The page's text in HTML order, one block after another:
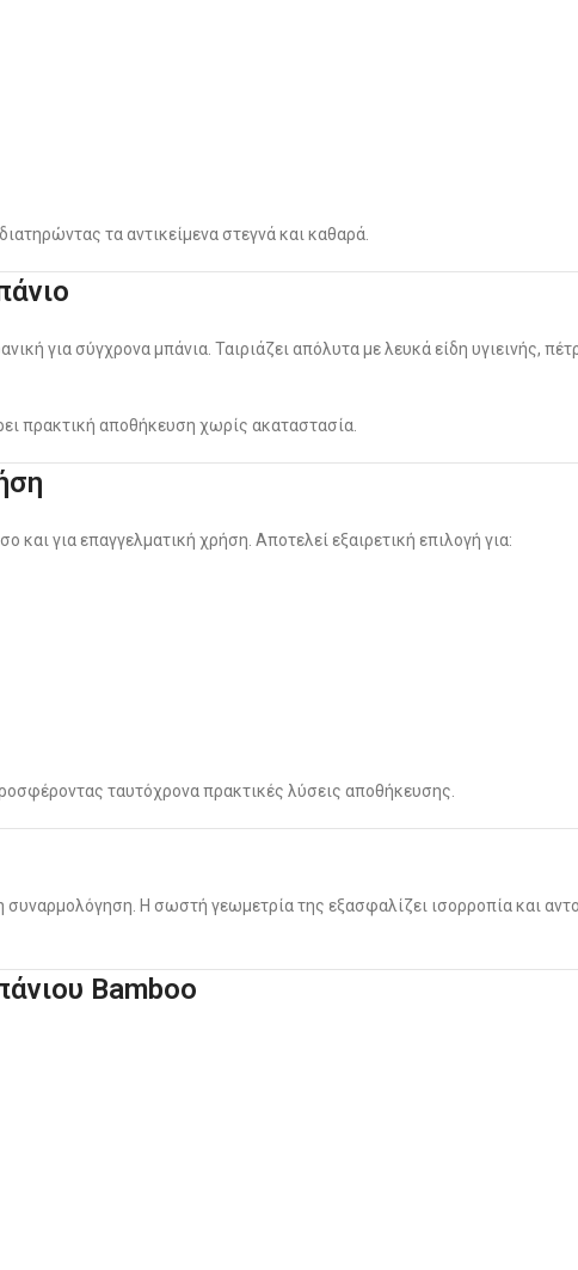
τα αντικείμενα στεγνά και καθαρά.
για σύγχρονα μπάνια. Ταιριάζει απόλυτα με λευκά είδη υγιεινής,
πρακτική αποθήκευση χωρίς ακαταστασία.
και για επαγγελματική χρήση. Αποτελεί εξαιρετική επιλογή για:
ταυτόχρονα πρακτικές λύσεις αποθήκευσης.
συναρμολόγηση. Η σωστή γεωμετρία της εξασφαλίζει ισορροπία και
Bamboo